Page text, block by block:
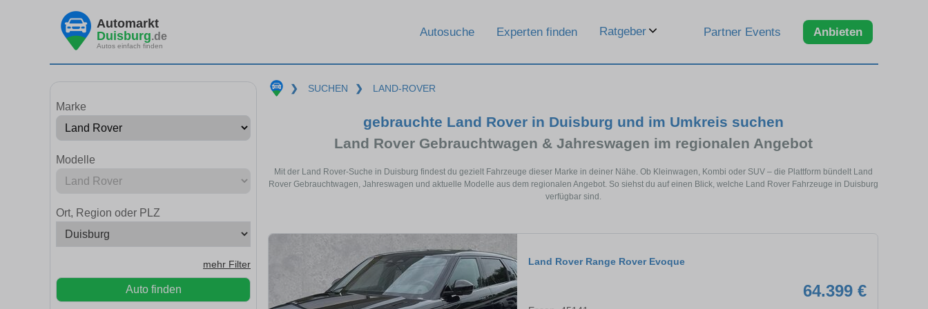
Automarkt
Duisburg.de
Autos einfach finden
Autosuche Experten finden Ratgeber Partner Events Anbieten
Marke
Modelle
Ort, Region oder PLZ
mehr Filter
Auto finden
❯ SUCHEN ❯ LAND-ROVER
gebrauchte Land Rover in Duisburg und im Umkreis suchen
Land Rover Gebrauchtwagen & Jahreswagen im regionalen Angebot
Mit der Land Rover-Suche in Duisburg findest du gezielt Fahrzeuge dieser Marke in deiner Nähe. Ob Kleinwagen, Kombi oder SUV – die Plattform bündelt Land
Rover Gebrauchtwagen, Jahreswagen und aktuelle Modelle aus dem regionalen Angebot. So siehst du auf einen Blick, welche Land Rover Fahrzeuge in Duisburg
verfügbar sind.
Land Rover Range Rover Evoque
64.399 €